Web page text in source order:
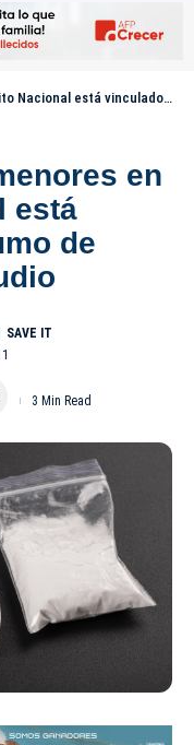
al consumo de drogas, revela estudio
en
está
de
3 Min Read